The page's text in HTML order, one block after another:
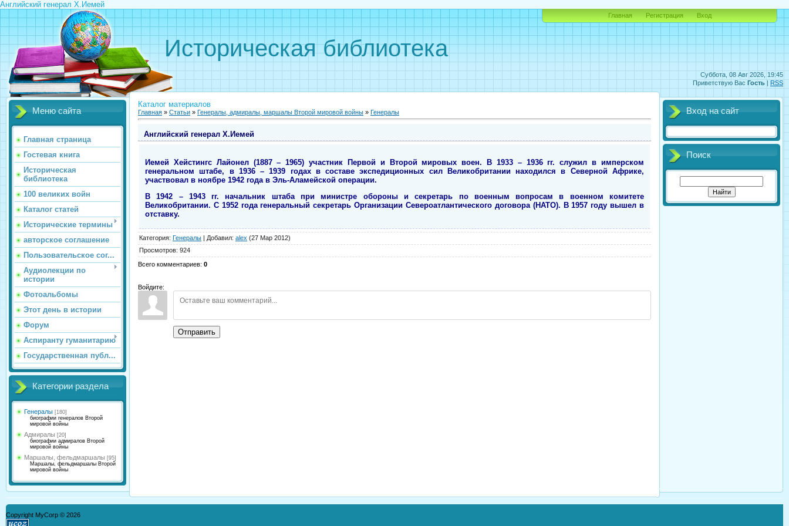
Английский генерал Х.Иемей
Суббота, 08 Авг 2026, 19:45
Приветствую Вас Гость | RSS
Историческая библиотека
Главная Регистрация Вход
Меню сайта
Главная страница
Гостевая книга
Историческая
библиотека
100 великих войн
Каталог статей
Исторические термины
авторское соглашение
Пользовательское сог...
Аудиолекции по
истории
Фотоальбомы
Этот день в истории
Форум
Аспиранту гуманитарию
Государственная публ...
Категории раздела
Генералы [180]
биографии генералов Второй
мировой войны
Адмиралы [20]
биографии адмиралов Второй
мировой войны
Маршалы, фельдмаршалы [95]
Маршалы, фельдмаршалы Второй
мировой войны
Каталог материалов
Главная » Статьи » Генералы, адмиралы, маршалы Второй мировой войны » Генералы
Английский генерал Х.Иемей
Иемей Хейстингс Лайонел (1887 – 1965) участник Первой и Второй мировых воен. В 1933 – 1936 гг. служил в имперском
генеральном штабе, в 1936 – 1939 годах в составе экспедиционных сил Великобритании находился в Северной Африке,
участвовал в ноябре 1942 года в Эль-Аламейской операции.
В 1942 – 1943 гг. начальник штаба при министре обороны и секретарь по военным вопросам в военном комитете
Великобритании. С 1952 года генеральный секретарь Организации Североатлантического договора (НАТО). В 1957 году вышел в
отставку.
Категория: Генералы | Добавил: alex (27 Мар 2012)
Просмотров: 924
Всего комментариев: 0
Войдите:
Отправить
Вход на сайт
Поиск
Copyright MyCorp © 2026